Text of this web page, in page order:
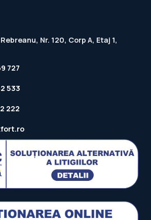
Nr. 120, Corp A, Etaj 1,
727
533
222